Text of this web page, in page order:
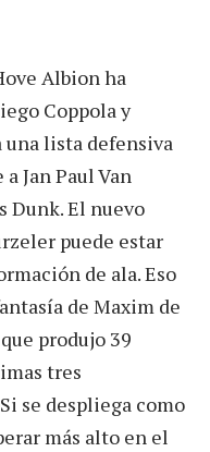
Albion ha
Coppola y
lista defensiva
Jan Paul Van
Dunk. El nuevo
puede estar
de ala. Eso
de Maxim de
produjo 39
tres
se despliega como
más alto en el